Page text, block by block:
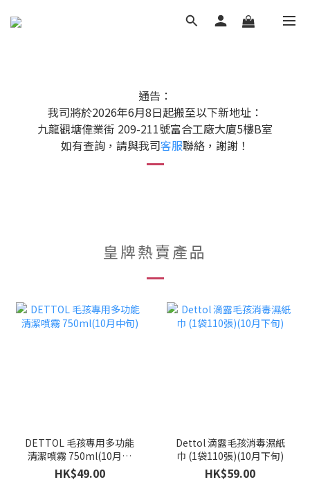
通告：
我司將於2026年6月8日起搬至以下新地址：
九龍觀塘偉業街 209-211號富合工廠大廈5樓B室
如有查詢，請與我司客服聯絡，謝謝！
皇牌熱賣產品
DETTOL 毛孩專用多功能
清潔噴霧 750ml(10月中
旬)
HK$49.00
Dettol 滴露毛孩消毒濕紙
巾 (1袋110張)(10月下旬)
HK$59.00